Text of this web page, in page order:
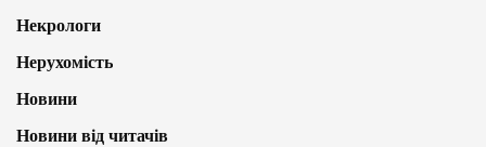
Некрологи
Нерухомість
Новини
Новини від читачів